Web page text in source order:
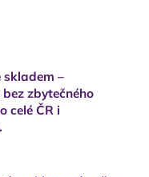
skladem –
zbytečného
celé ČR i